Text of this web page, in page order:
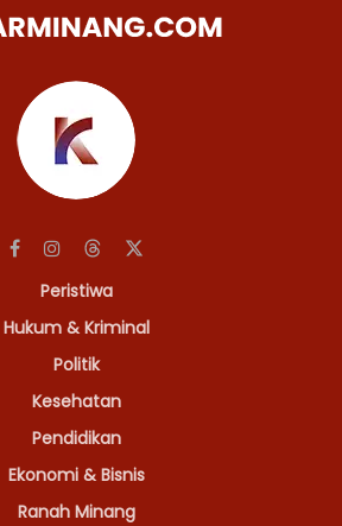
Peristiwa
Hukum & Kriminal
Politik
Kesehatan
Pendidikan
Ekonomi & Bisnis
Ranah Minang